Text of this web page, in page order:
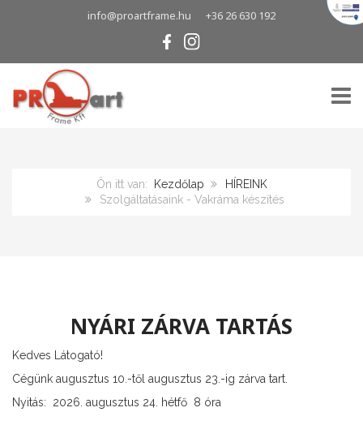
info@proartframe.hu +36 26 630 192
Ön itt van: Kezdőlap
HÍREINK
Szolgáltatásaink - Vakráma készítés
NYÁRI ZÁRVA TARTÁS
Kedves Látogató!
Cégünk augusztus 10.-től augusztus 23.-ig zárva tart.
Nyitás: 2026. augusztus 24. hétfő 8 óra